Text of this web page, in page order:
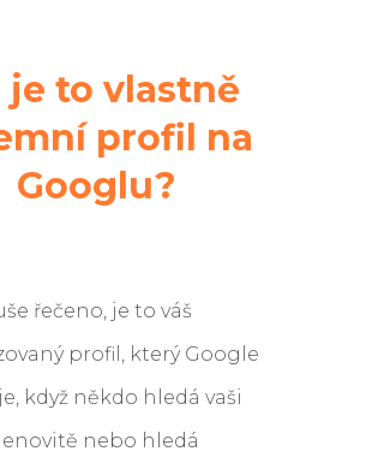
je to vlastně
profil na
Googlu?
řečeno, je to váš
profil, který Google
když někdo hledá vaši
nebo hledá